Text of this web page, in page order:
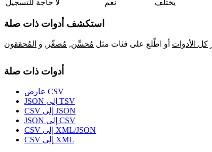
لا حاجة للتسجيل
نعم يختلف
استكشف أدوات ذات صلة
كل الأدوات أو اطّلع على فئات مثل مُحسِّن, مُصغّر , و المُحققون
أدوات ذات صلة
عارض CSV
JSON إلى TSV
CSV إلى JSON
JSON إلى CSV
CSV إلى XML/JSON
CSV إلى XML